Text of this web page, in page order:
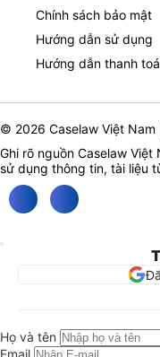
Chính sách bảo mật
Hướng dẫn sử dụng
Hướng dẫn thanh
© 2026 Caselaw Việt Nam
Ghi rõ nguồn Caselaw Việt
sử dụng thông tin, tài liệu
Họ và tên
Email